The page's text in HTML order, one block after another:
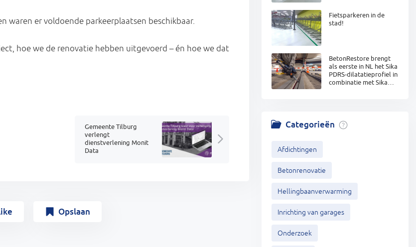
waren er voldoende parkeerplaatsen beschikbaar.
hoe we de renovatie hebben uitgevoerd – én hoe we dat
Gemeente Tilburg
verlengt
dienstverlening Monit
Data
Opslaan
Fietsparkeren in de
stad!
BetonRestore brengt
als eerste in NL het Sika
PDRS-dilatatieprofiel in
combinatie met Sika
Categorieën
Afdichtingen
Betonrenovatie
Hellingbaanverwarming
Inrichting van garages
Onderzoek